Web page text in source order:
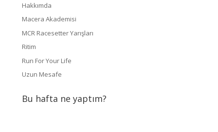
Hakkımda
Macera Akademisi
MCR Racesetter Yarışları
Ritim
Run For Your Life
Uzun Mesafe
Bu hafta ne yaptım?